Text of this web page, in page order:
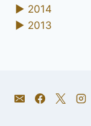
► 2014
► 2013